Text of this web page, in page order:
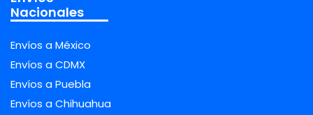
Nacionales
Envíos a México
Envíos a CDMX
Envíos a Puebla
Envíos a Chihuahua